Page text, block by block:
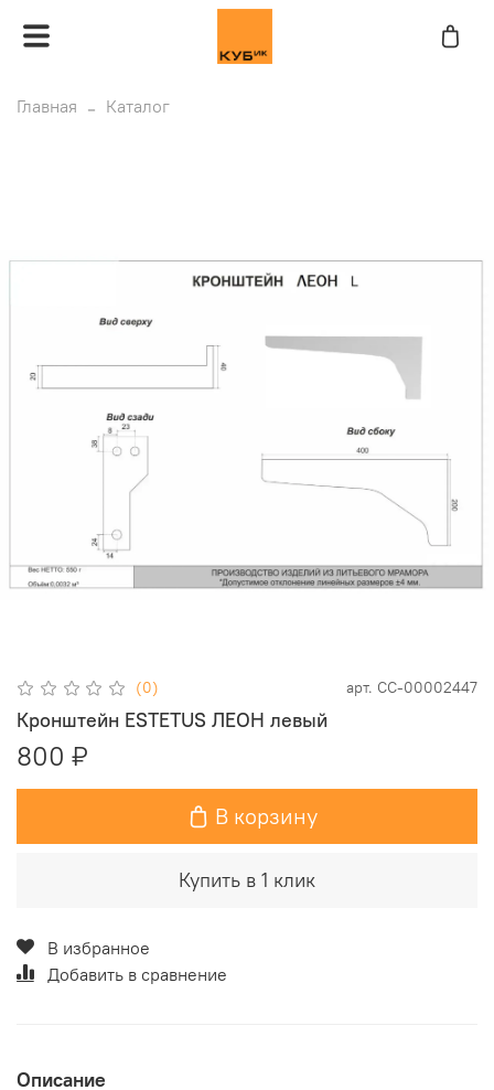
Главная Каталог
(0) арт. СС-00002447
Кронштейн ESTETUS ЛЕОН левый
800 ₽
В корзину
Купить в 1 клик
В избранное
Добавить в сравнение
Описание